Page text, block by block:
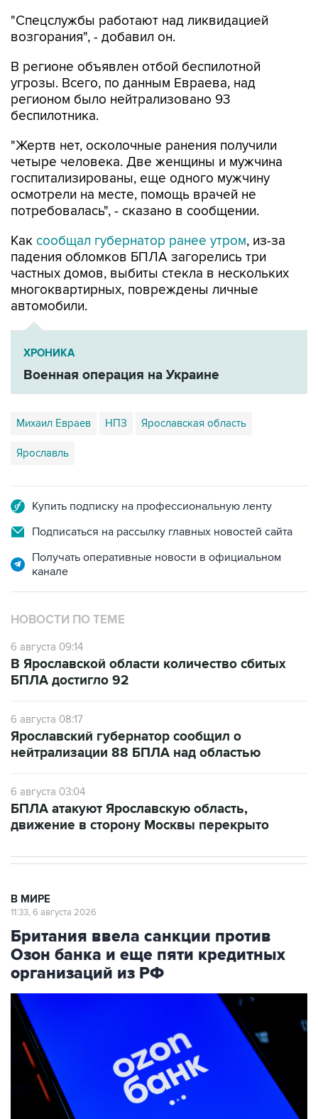
"Спецслужбы работают над ликвидацией
возгорания", - добавил он.
В регионе объявлен отбой беспилотной
угрозы. Всего, по данным Евраева, над
регионом было нейтрализовано 93
беспилотника.
"Жертв нет, осколочные ранения получили
четыре человека. Две женщины и мужчина
госпитализированы, еще одного мужчину
осмотрели на месте, помощь врачей не
потребовалась", - сказано в сообщении.
Как сообщал губернатор ранее утром, из-за
падения обломков БПЛА загорелись три
частных домов, выбиты стекла в нескольких
многоквартирных, повреждены личные
автомобили.
ХРОНИКА
Военная операция на Украине
Михаил Евраев НПЗ Ярославская область
Ярославль
Купить подписку на профессиональную ленту
Подписаться на рассылку главных новостей сайта
Получать оперативные новости в официальном
канале
НОВОСТИ ПО ТЕМЕ
6 августа 09:14
В Ярославской области количество сбитых
БПЛА достигло 92
6 августа 08:17
Ярославский губернатор сообщил о
нейтрализации 88 БПЛА над областью
6 августа 03:04
БПЛА атакуют Ярославскую область,
движение в сторону Москвы перекрыто
В МИРЕ
11:33, 6 августа 2026
Британия ввела санкции против
Озон банка и еще пяти кредитных
организаций из РФ